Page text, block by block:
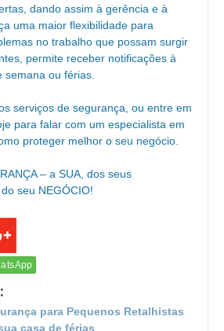
dando assim à gerência e à
uma maior flexibilidade para
no trabalho que possam surgir
permite receber notificações à
semana ou férias.
serviços de segurança, ou entre em
para falar com um especialista em
proteger melhor o seu negócio.
– a SUA, dos seus
seu NEGÓCIO!
para Pequenos Retalhistas
casa de férias